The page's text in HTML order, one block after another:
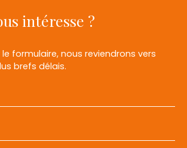
intéresse ?
formulaire, nous reviendrons vers
brefs délais.